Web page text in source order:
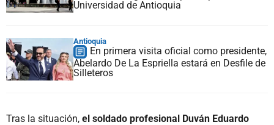
Universidad de Antioquia
Antioquia
En primera visita oficial como presidente,
Abelardo De La Espriella estará en Desfile de
Silleteros
Tras la situación, el soldado profesional Duván Eduardo